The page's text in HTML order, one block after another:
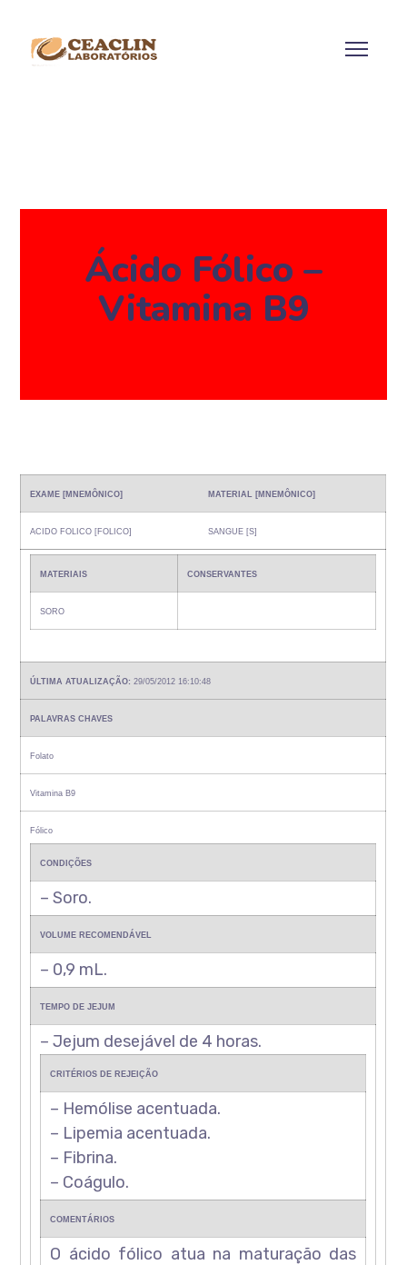
Ácido Fólico –
Vitamina B9
EXAME [MNEMÔNICO] MATERIAL [MNEMÔNICO]
ACIDO FOLICO [FOLICO] SANGUE [S]
MATERIAIS CONSERVANTES
SORO
ÚLTIMA ATUALIZAÇÃO: 29/05/2012 16:10:48
PALAVRAS CHAVES
Folato
Vitamina B9
Fólico
CONDIÇÕES
– Soro.
VOLUME RECOMENDÁVEL
– 0,9 mL.
TEMPO DE JEJUM
– Jejum desejável de 4 horas.
CRITÉRIOS DE REJEIÇÃO
– Hemólise acentuada.
– Lipemia acentuada.
– Fibrina.
– Coágulo.
COMENTÁRIOS
O ácido fólico atua na maturação das